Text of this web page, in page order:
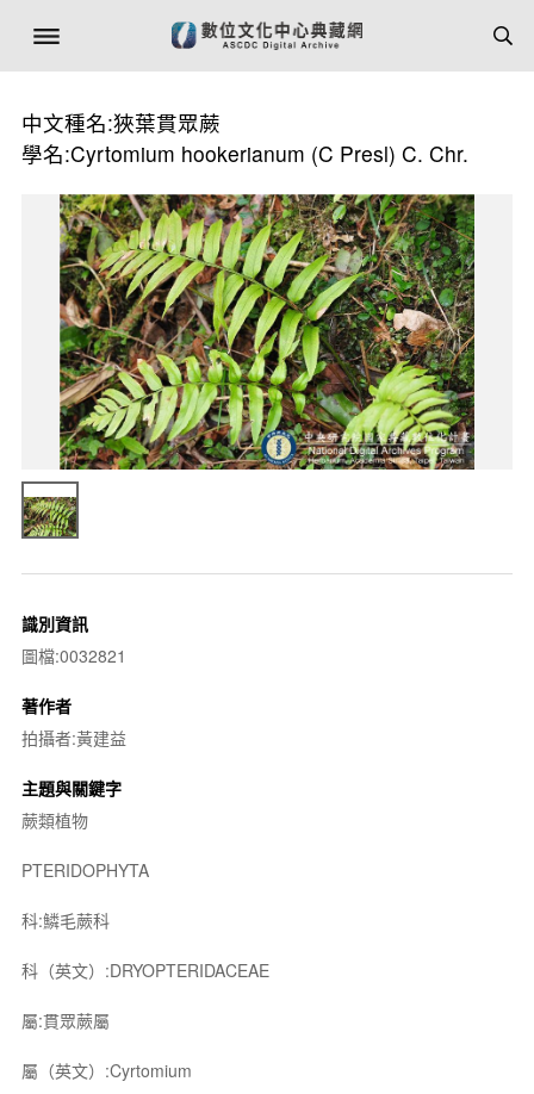
中文種名:狹葉貫眾蕨
學名:Cyrtomium hookerianum (C Presl) C. Chr.
識別資訊
圖檔:0032821
著作者
拍攝者:黃建益
主題與關鍵字
蕨類植物
PTERIDOPHYTA
科:鱗毛蕨科
科（英文）:DRYOPTERIDACEAE
屬:貫眾蕨屬
屬（英文）:Cyrtomium